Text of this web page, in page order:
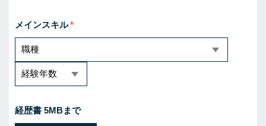
メインスキル
経歴書 5MBまで